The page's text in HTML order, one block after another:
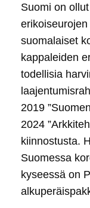
Suomi on
suomalaiset
kappaleiden
todellisia
2019
2024
kiinnostusta.
Suomessa
kyseessä on